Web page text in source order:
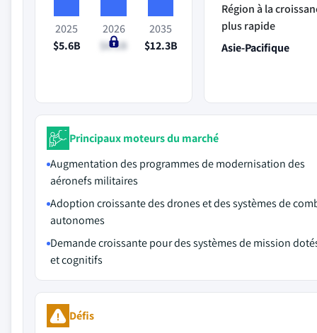
2025
$5.6B
2026
$6.1B
2035
$12.3B
Région à la
plus rapide
Asie-Pacifique
Principaux moteurs du marché
Augmentation des programmes de modernisation des
aéronefs militaires
Adoption croissante des drones et des systèmes de
autonomes
Demande croissante pour des systèmes de mission
et cognitifs
Défis